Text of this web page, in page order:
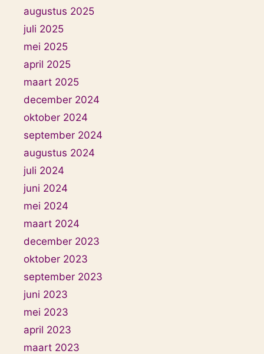
augustus 2025
juli 2025
mei 2025
april 2025
maart 2025
december 2024
oktober 2024
september 2024
augustus 2024
juli 2024
juni 2024
mei 2024
maart 2024
december 2023
oktober 2023
september 2023
juni 2023
mei 2023
april 2023
maart 2023